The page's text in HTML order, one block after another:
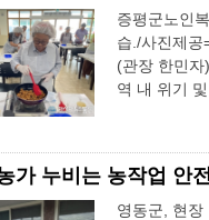
증평군노인
습./사진제공
(관장 한민
역 내 위기
가 누비는 농작업 안
영동군, 현장